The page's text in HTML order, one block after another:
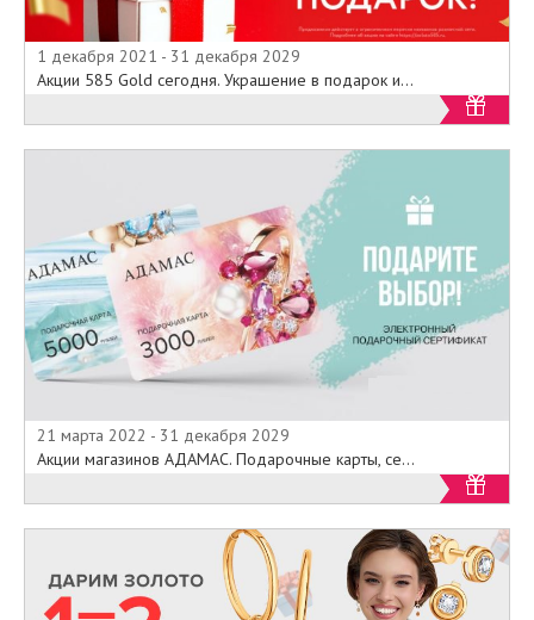
1 декабря 2021 - 31 декабря 2029
Акции 585 Gold сегодня. Украшение в подарок и...
21 марта 2022 - 31 декабря 2029
Акции магазинов АДАМАС. Подарочные карты, се...